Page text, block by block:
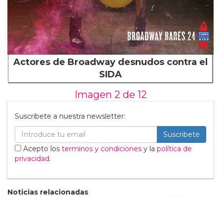
Actores de Broadway desnudos contra el
SIDA
Imagen 2 de 12
Suscribete a nuestra newsletter:
Suscribete
Acepto los terminos y condiciones y la política de
privacidad.
Noticias relacionadas